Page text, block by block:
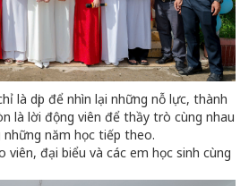
là dịp để nhìn lại những nỗ lực, thành
là lời động viên để thầy trò cùng nhau
năm học tiếp theo.
viên, đại biểu và các em học sinh cùng